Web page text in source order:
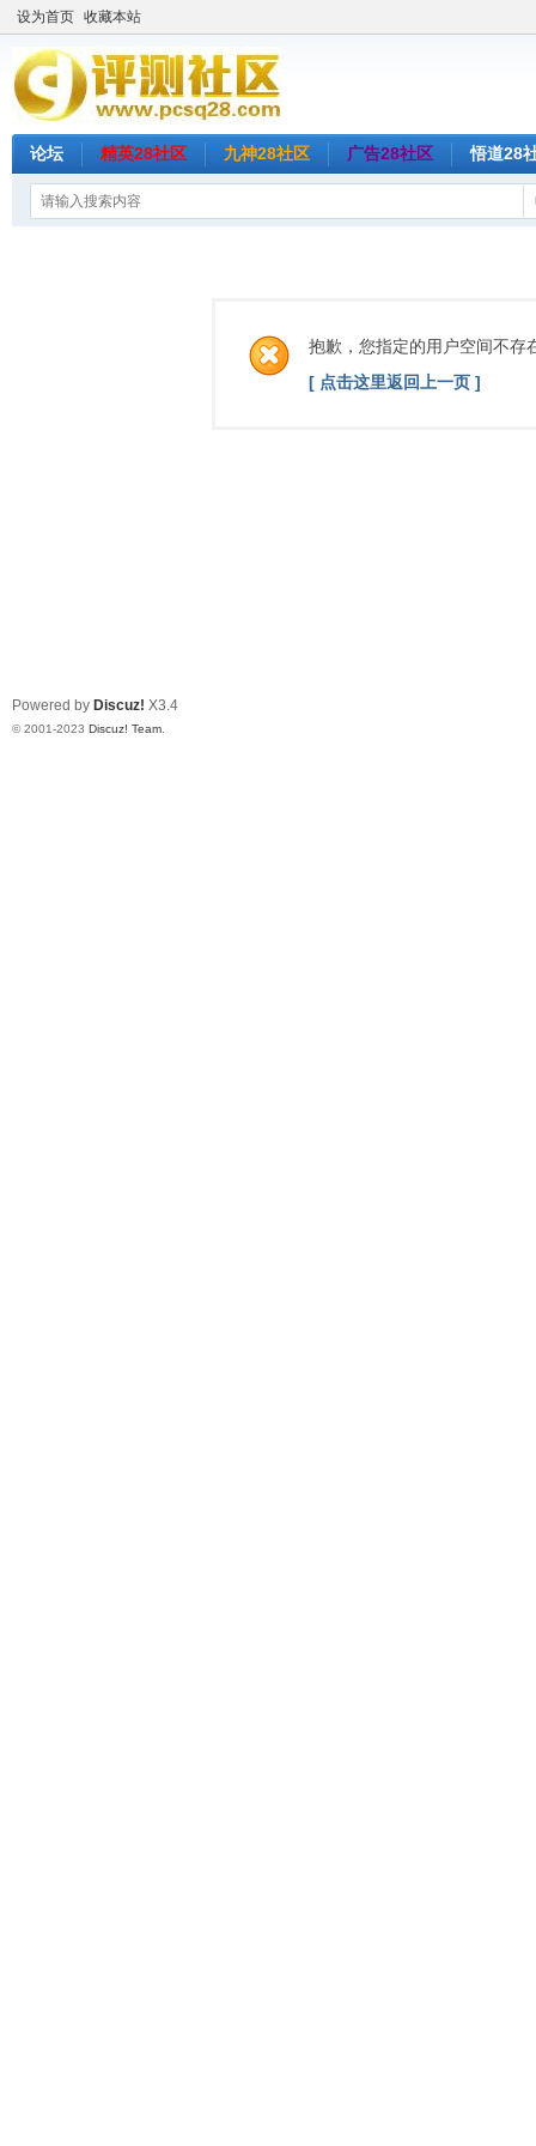
设为首页 收藏本站
论坛 精英28社区 九神28社区 广告28社区 悟道28
抱歉，您指定的用户空间不存
[ 点击这里返回上一页 ]
Powered by Discuz! X3.4
© 2001-2023 Discuz! Team